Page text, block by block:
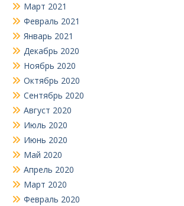
Март 2021
Февраль 2021
Январь 2021
Декабрь 2020
Ноябрь 2020
Октябрь 2020
Сентябрь 2020
Август 2020
Июль 2020
Июнь 2020
Май 2020
Апрель 2020
Март 2020
Февраль 2020